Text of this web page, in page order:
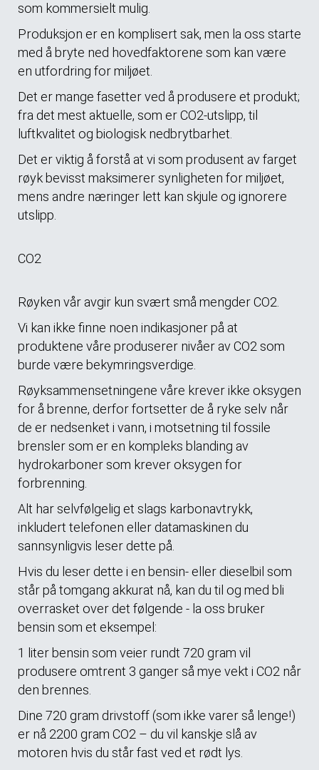
som kommersielt mulig.
Produksjon er en komplisert sak, men la oss starte
med å bryte ned hovedfaktorene som kan være
en utfordring for miljøet.
Det er mange fasetter ved å produsere et produkt;
fra det mest aktuelle, som er CO2-utslipp, til
luftkvalitet og biologisk nedbrytbarhet.
Det er viktig å forstå at vi som produsent av farget
røyk bevisst maksimerer synligheten for miljøet,
mens andre næringer lett kan skjule og ignorere
utslipp.
CO2
Røyken vår avgir kun svært små mengder CO2.
Vi kan ikke finne noen indikasjoner på at
produktene våre produserer nivåer av CO2 som
burde være bekymringsverdige.
Røyksammensetningene våre krever ikke oksygen
for å brenne, derfor fortsetter de å ryke selv når
de er nedsenket i vann, i motsetning til fossile
brensler som er en kompleks blanding av
hydrokarboner som krever oksygen for
forbrenning.
Alt har selvfølgelig et slags karbonavtrykk,
inkludert telefonen eller datamaskinen du
sannsynligvis leser dette på.
Hvis du leser dette i en bensin- eller dieselbil som
står på tomgang akkurat nå, kan du til og med bli
overrasket over det følgende - la oss bruker
bensin som et eksempel:
1 liter bensin som veier rundt 720 gram vil
produsere omtrent 3 ganger så mye vekt i CO2 når
den brennes.
Dine 720 gram drivstoff (som ikke varer så lenge!)
er nå 2200 gram CO2 – du vil kanskje slå av
motoren hvis du står fast ved et rødt lys.